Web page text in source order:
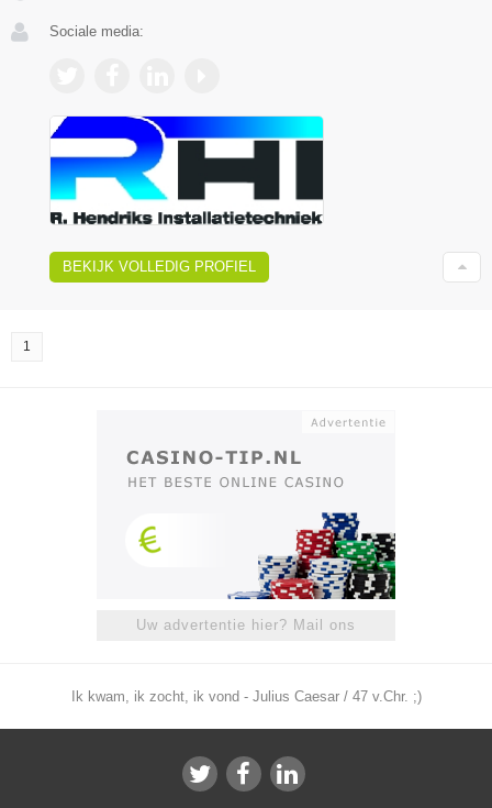
Sociale media:
BEKIJK VOLLEDIG PROFIEL
1
Uw advertentie hier? Mail ons
Ik kwam, ik zocht, ik vond - Julius Caesar / 47 v.Chr. ;)